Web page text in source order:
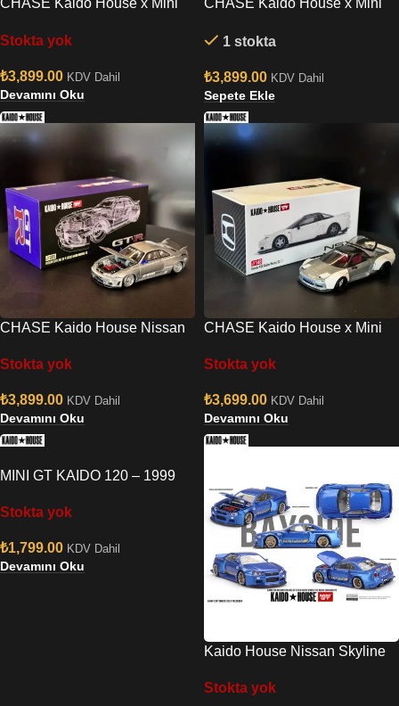
CHASE Kaido House x Mini
V1
Stokta yok
₺3,899.00 KDV Dahil
Devamını Oku
CHASE Kaido House x Mini
Imai Racing V1
1 stokta
₺3,899.00 KDV Dahil
Sepete Ekle
CHASE Kaido House Nissan
Works V2
Stokta yok
₺3,899.00 KDV Dahil
Devamını Oku
CHASE Kaido House x Mini
V2
Stokta yok
₺3,699.00 KDV Dahil
Devamını Oku
MINI GT KAIDO 120 – 1999
(R34) KAIDO WORKS V2
Stokta yok
₺1,799.00 KDV Dahil
Devamını Oku
Kaido House Nissan Skyline
Shinjuku V2
Stokta yok